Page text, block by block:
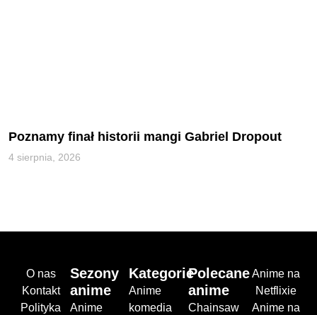
Poznamy finał historii mangi Gabriel Dropout
4 sierpnia, 2026
O nas
Kontakt
Polityka
Sezony
anime
Anime
Kategorie
Anime
komedia
Polecane
anime
Chainsaw
Anime na
Netflixie
Anime na